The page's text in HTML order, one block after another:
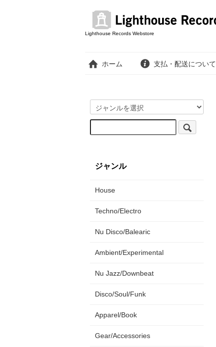
Lighthouse Records Webstore
ホーム 支払・配送について
ジャンル
House
Techno/Electro
Nu Disco/Balearic
Ambient/Experimental
Nu Jazz/Downbeat
Disco/Soul/Funk
Apparel/Book
Gear/Accessories